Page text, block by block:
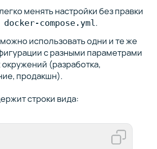
менять настройки без правки
docker-compose.yml.
можно использовать одни и те же
с разными параметрами
(разработка,
продакшн).
строки вида: